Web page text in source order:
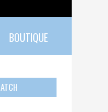
BOUTIQUE